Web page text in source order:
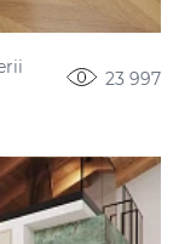
23 997